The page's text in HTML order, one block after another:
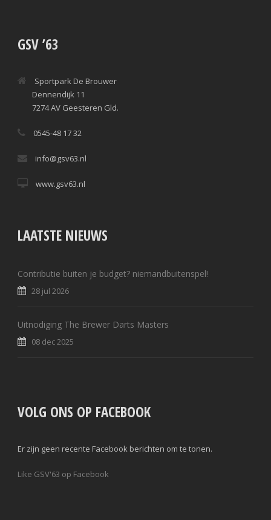
GSV ’63
Sportpark De Brouwer
Dennendijk 11
7274 AV Geesteren Gld.
0545-48 17 32
info@gsv63.nl
www.gsv63.nl
LAATSTE NIEUWS
Contributie buiten je budget? niemandbuitenspel!
28 jul 2026
Uitnodiging The Brewer Darts Masters
08 dec 2025
VOLG ONS OP FACEBOOK
Er zijn geen recente Facebook berichten om te tonen.
Like GSV'63 op Facebook